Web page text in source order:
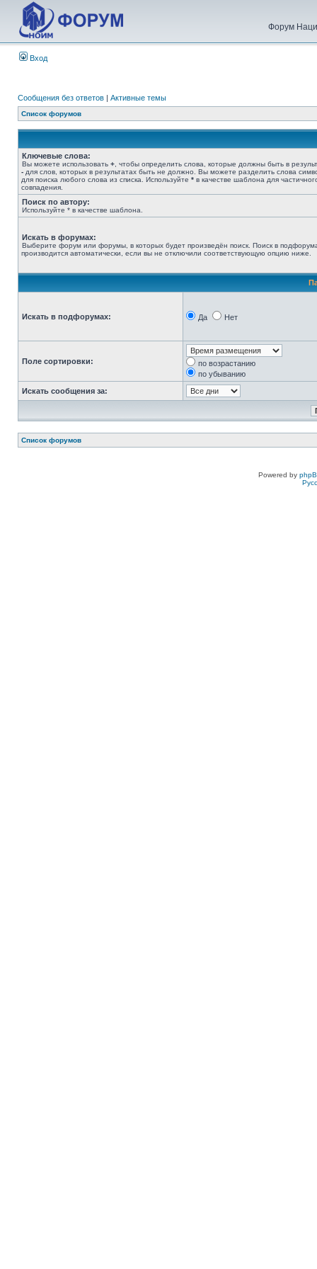
Форум
Вход
Сообщения без ответов | Активные темы
Список форумов
Ключевые слова:
Вы можете использовать + , чтобы определить слова, которые должны быть в
- для слов, которых в результатах быть не должно. Вы можете разделить слова
для поиска любого слова из списка. Используйте * в качестве шаблона для
совпадения.
Поиск по автору:
Используйте * в качестве шаблона.
Искать в форумах:
Выберите форум или форумы, в которых будет произведён поиск. Поиск в
производится автоматически, если вы не отключили соответствующую опцию ниже.
Искать в подфорумах: Да Нет
Поле сортировки:
по возрастанию
по убыванию
Искать сообщения за:
Список форумов
Powered by